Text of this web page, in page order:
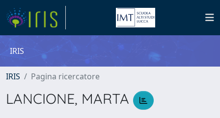
IRIS
IRIS Pagina ricercatore
LANCIONE, MARTA